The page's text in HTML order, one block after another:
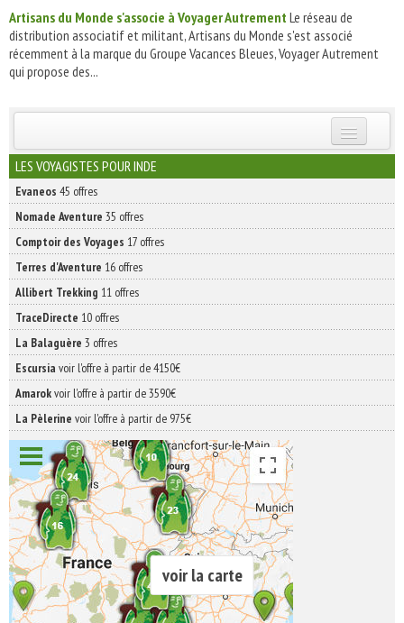
Artisans du Monde s'associe à Voyager Autrement Le réseau de
distribution associatif et militant, Artisans du Monde s'est associé
récemment à la marque du Groupe Vacances Bleues, Voyager Autrement
qui propose des...
INSCRIVEZ-VOUS | ABONNEZ-VOUS
LES VOYAGISTES POUR INDE
Evaneos 45 offres
Nomade Aventure 35 offres
Comptoir des Voyages 17 offres
Terres d'Aventure 16 offres
Allibert Trekking 11 offres
TraceDirecte 10 offres
La Balaguère 3 offres
Escursia voir l'offre à partir de 4150€
Amarokvoir l'offre à partir de 3590€
La Pèlerine voir l'offre à partir de 975€
voir la carte